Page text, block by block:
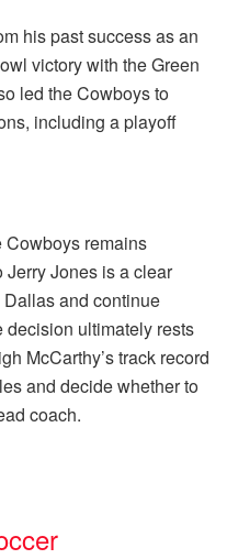
his past success as an
victory with the Green
led the Cowboys to
including a playoff
Cowboys remains
Jerry Jones is a clear
and continue
ultimately rests
McCarthy’s track record
and decide whether to
coach.